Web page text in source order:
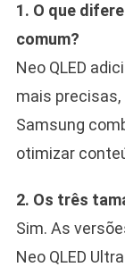
1. O que
comum?
Neo QLED
mais precisas,
Samsung
otimizar
2. Os três
Sim. As
Neo QLED